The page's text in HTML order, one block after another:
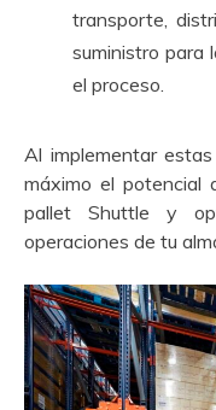
transporte,
suministro para
el proceso.
Al implementar
máximo el potencial
pallet Shuttle y
operaciones de tu